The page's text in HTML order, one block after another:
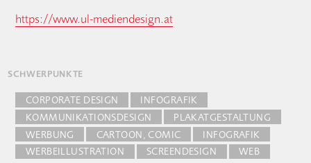
https://www.ul-mediendesign.at
SCHWERPUNKTE
CORPORATE DESIGN
INFOGRAFIK
KOMMUNIKATIONSDESIGN
PLAKATGESTALTUNG
WERBUNG
CARTOON, COMIC
INFOGRAFIK
WERBEILLUSTRATION
SCREENDESIGN WEB